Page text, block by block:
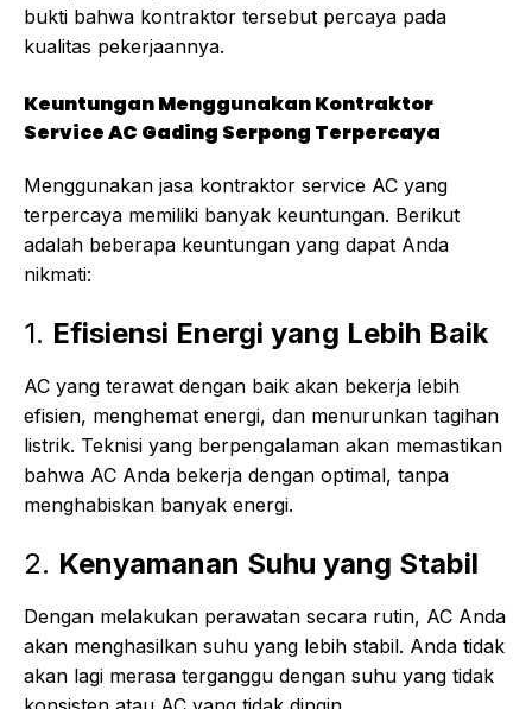
bukti bahwa kontraktor tersebut percaya pada
kualitas pekerjaannya.
Keuntungan Menggunakan Kontraktor
Service AC Gading Serpong Terpercaya
Menggunakan jasa kontraktor service AC yang
terpercaya memiliki banyak keuntungan. Berikut
adalah beberapa keuntungan yang dapat Anda
nikmati:
1. Efisiensi Energi yang Lebih Baik
AC yang terawat dengan baik akan bekerja lebih
efisien, menghemat energi, dan menurunkan tagihan
listrik. Teknisi yang berpengalaman akan memastikan
bahwa AC Anda bekerja dengan optimal, tanpa
menghabiskan banyak energi.
2. Kenyamanan Suhu yang Stabil
Dengan melakukan perawatan secara rutin, AC Anda
akan menghasilkan suhu yang lebih stabil. Anda tidak
akan lagi merasa terganggu dengan suhu yang tidak